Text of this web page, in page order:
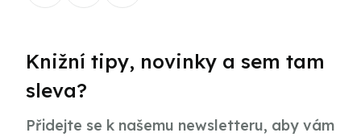
Knižní tipy, novinky a sem tam
sleva?
Přidejte se k našemu newsletteru, aby vám